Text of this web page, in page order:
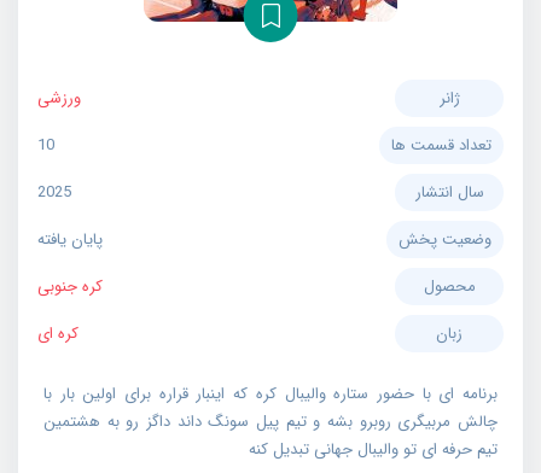
ژانر
ورزشی
تعداد قسمت ها
10
سال انتشار
2025
وضعیت پخش
پایان یافته
محصول
کره جنوبی
زبان
کره ای
برنامه ای با حضور ستاره والیبال کره که اینبار قراره برای اولین بار با
چالش مربیگری روبرو بشه و تیم پیل سونگ داند داگز رو به هشتمین
تیم حرفه ای تو والیبال جهانی تبدیل کنه